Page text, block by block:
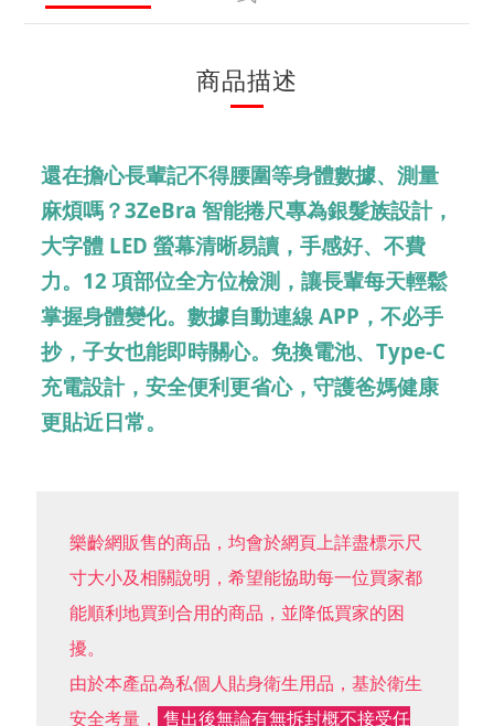
商品描述
還在擔心長輩記不得腰圍等身體數據、測量
麻煩嗎？3ZeBra 智能捲尺專為銀髮族設計，
大字體 LED 螢幕清晰易讀，手感好、不費
力。12 項部位全方位檢測，讓長輩每天輕鬆
掌握身體變化。數據自動連線 APP，不必手
抄，子女也能即時關心。免換電池、Type-C
充電設計，安全便利更省心，守護爸媽健康
更貼近日常。
樂齡網販售的商品，均會於網頁上詳盡標示尺
寸大小及相關說明，希望能協助每一位買家都
能順利地買到合用的商品，並降低買家的困
擾。
由於本產品為私個人貼身衛生用品，基於衛生
安全考量， 售出後無論有無拆封概不接受任